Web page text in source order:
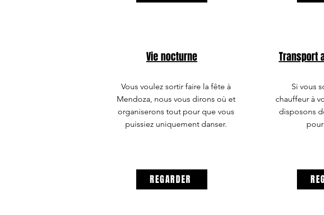
Vie nocturne
Vous voulez sortir faire la fête à
Mendoza, nous vous dirons où et
organiserons tout pour que vous
puissiez uniquement danser.
REGARDER
Transport
Si vous
chauffeur à
disposons